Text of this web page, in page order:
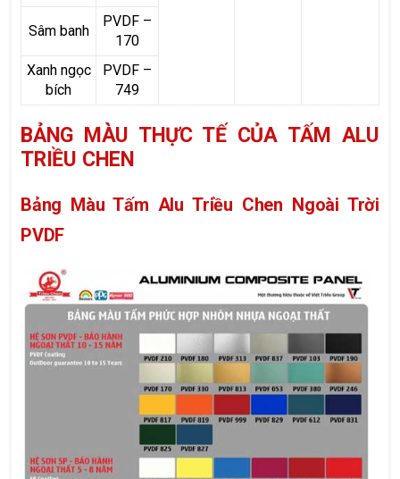
Sâm banh
PVDF –
170
Xanh ngọc
bích
PVDF –
749
BẢNG MÀU THỰC TẾ CỦA TẤM ALU
TRIỀU CHEN
Bảng Màu Tấm Alu Triều Chen Ngoài Trời
PVDF